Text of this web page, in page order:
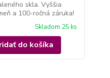
skla. Vyššia
a 100-ročná záruka!
Skladom 25 ks
do košíka